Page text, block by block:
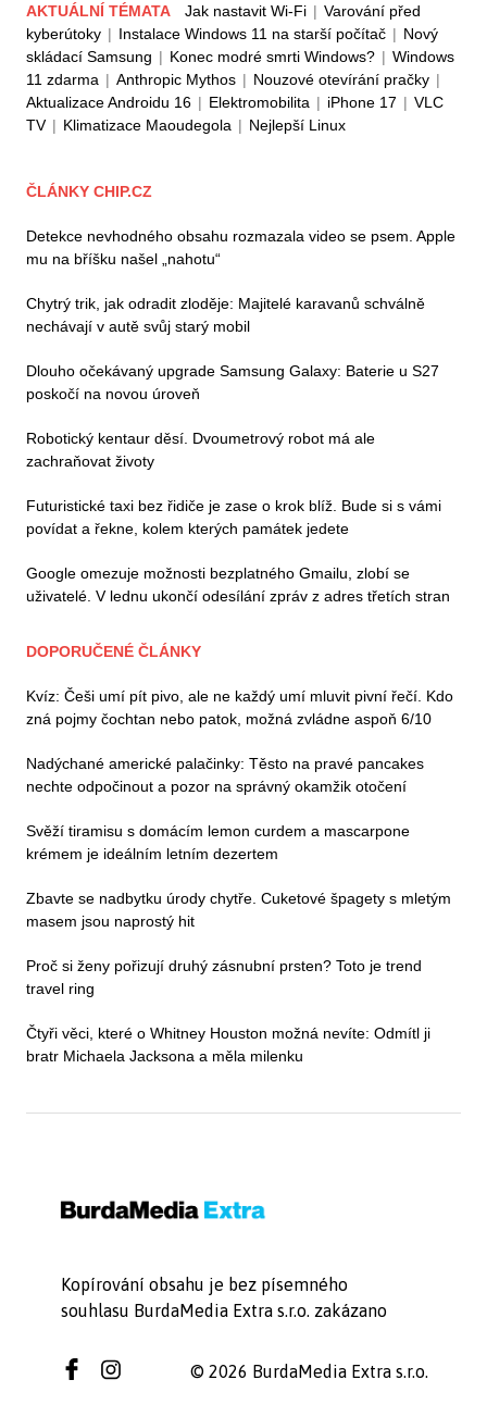
AKTUÁLNÍ TÉMATA Jak nastavit Wi-Fi | Varování před
kyberútoky | Instalace Windows 11 na starší počítač | Nový
skládací Samsung | Konec modré smrti Windows? | Windows
11 zdarma | Anthropic Mythos | Nouzové otevírání pračky |
Aktualizace Androidu 16 | Elektromobilita | iPhone 17 | VLC
TV | Klimatizace Maoudegola | Nejlepší Linux
ČLÁNKY CHIP.CZ
Detekce nevhodného obsahu rozmazala video se psem. Apple
mu na bříšku našel „nahotu“
Chytrý trik, jak odradit zloděje: Majitelé karavanů schválně
nechávají v autě svůj starý mobil
Dlouho očekávaný upgrade Samsung Galaxy: Baterie u S27
poskočí na novou úroveň
Robotický kentaur děsí. Dvoumetrový robot má ale
zachraňovat životy
Futuristické taxi bez řidiče je zase o krok blíž. Bude si s vámi
povídat a řekne, kolem kterých památek jedete
Google omezuje možnosti bezplatného Gmailu, zlobí se
uživatelé. V lednu ukončí odesílání zpráv z adres třetích stran
DOPORUČENÉ ČLÁNKY
Kvíz: Češi umí pít pivo, ale ne každý umí mluvit pivní řečí. Kdo
zná pojmy čochtan nebo patok, možná zvládne aspoň 6/10
Nadýchané americké palačinky: Těsto na pravé pancakes
nechte odpočinout a pozor na správný okamžik otočení
Svěží tiramisu s domácím lemon curdem a mascarpone
krémem je ideálním letním dezertem
Zbavte se nadbytku úrody chytře. Cuketové špagety s mletým
masem jsou naprostý hit
Proč si ženy pořizují druhý zásnubní prsten? Toto je trend
travel ring
Čtyři věci, které o Whitney Houston možná nevíte: Odmítl ji
bratr Michaela Jacksona a měla milenku
Kopírování obsahu je bez písemného
souhlasu BurdaMedia Extra s.r.o. zakázano
© 2026 BurdaMedia Extra s.r.o.